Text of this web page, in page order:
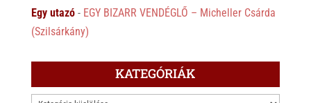
Egy utazó- EGY BIZARR VENDÉGLŐ – Micheller Csárda
(Szilsárkány)
KATEGÓRIÁK